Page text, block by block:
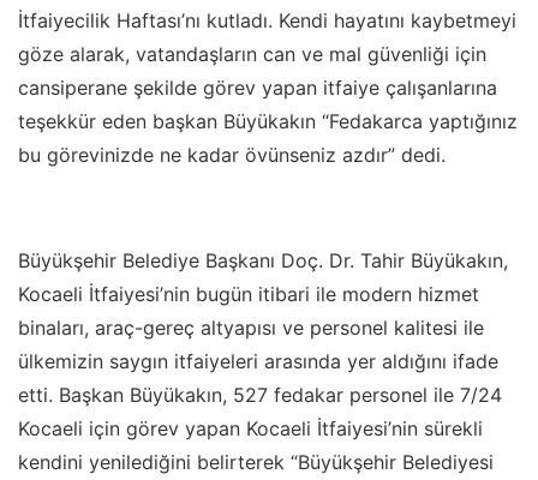
İtfaiyecilik Haftası’nı kutladı. Kendi hayatını kaybetmeyi
göze alarak, vatandaşların can ve mal güvenliği için
cansiperane şekilde görev yapan itfaiye çalışanlarına
teşekkür eden başkan Büyükakın “Fedakarca yaptığınız
bu görevinizde ne kadar övünseniz azdır” dedi.
Büyükşehir Belediye Başkanı Doç. Dr. Tahir Büyükakın,
Kocaeli İtfaiyesi’nin bugün itibari ile modern hizmet
binaları, araç-gereç altyapısı ve personel kalitesi ile
ülkemizin saygın itfaiyeleri arasında yer aldığını ifade
etti. Başkan Büyükakın, 527 fedakar personel ile 7/24
Kocaeli için görev yapan Kocaeli İtfaiyesi’nin sürekli
kendini yenilediğini belirterek “Büyükşehir Belediyesi